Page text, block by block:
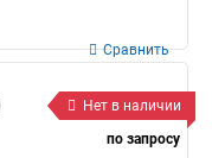
Сравнить
Нет в наличии
по запросу